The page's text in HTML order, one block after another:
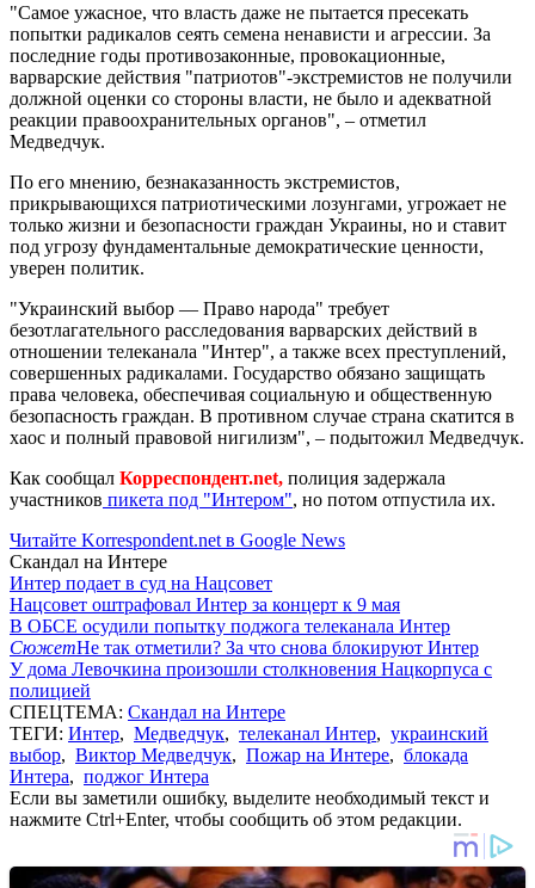
"Самое ужасное, что власть даже не пытается пресекать
попытки радикалов сеять семена ненависти и агрессии. За
последние годы противозаконные, провокационные,
варварские действия "патриотов"-экстремистов не получили
должной оценки со стороны власти, не было и адекватной
реакции правоохранительных органов", – отметил
Медведчук.
По его мнению, безнаказанность экстремистов,
прикрывающихся патриотическими лозунгами, угрожает не
только жизни и безопасности граждан Украины, но и ставит
под угрозу фундаментальные демократические ценности,
уверен политик.
"Украинский выбор ― Право народа" требует
безотлагательного расследования варварских действий в
отношении телеканала "Интер", а также всех преступлений,
совершенных радикалами. Государство обязано защищать
права человека, обеспечивая социальную и общественную
безопасность граждан. В противном случае страна скатится в
хаос и полный правовой нигилизм", – подытожил Медведчук.
Как сообщал Корреспондент.net, полиция задержала
участников пикета под "Интером", но потом отпустила их.
Читайте Korrespondent.net в Google News
Скандал на Интере
Интер подает в суд на Нацсовет
Нацсовет оштрафовал Интер за концерт к 9 мая
В ОБСЕ осудили попытку поджога телеканала Интер
СюжетНе так отметили? За что снова блокируют Интер
У дома Левочкина произошли столкновения Нацкорпуса с
полицией
СПЕЦТЕМА: Скандал на Интере
ТЕГИ: Интер, Медведчук, телеканал Интер, украинский
выбор, Виктор Медведчук, Пожар на Интере, блокада
Интера, поджог Интера
Если вы заметили ошибку, выделите необходимый текст и
нажмите Ctrl+Enter, чтобы сообщить об этом редакции.